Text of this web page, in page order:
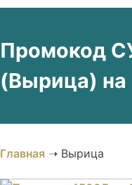
Промокод
(Вырица) на
Главная ➝ Вырица